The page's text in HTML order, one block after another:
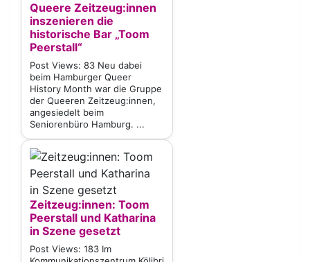
Queere Zeitzeug:innen
inszenieren die
historische Bar „Toom
Peerstall“
Post Views: 83 Neu dabei
beim Hamburger Queer
History Month war die Gruppe
der Queeren Zeitzeug:innen,
angesiedelt beim
Seniorenbüro Hamburg. ...
Zeitzeug:innen: Toom
Peerstall und Katharina
in Szene gesetzt
Post Views: 183 Im